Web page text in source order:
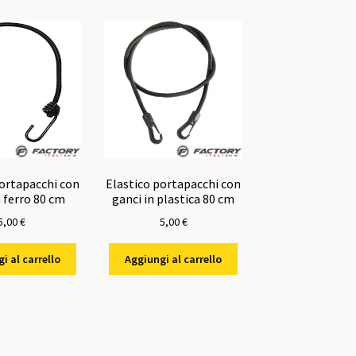
con
80 cm
€
al carrello
Elastico portapacchi con
ganci in plastica 80 cm
5,00€
Aggiungi al carrello